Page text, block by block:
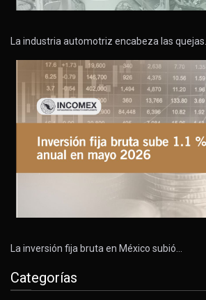
La industria automotriz encabeza las quejas…
La inversión fija bruta en México subió…
Categorías